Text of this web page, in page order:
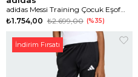
adidas Messi Training Çocuk Eşofman Altı
₺1.754,00 ₺2.699,00 %35
İndirim Fırsatı